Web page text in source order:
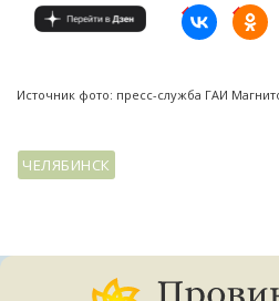
Источник фото: пресс-служба ГАИ
ЧЕЛЯБИНСК